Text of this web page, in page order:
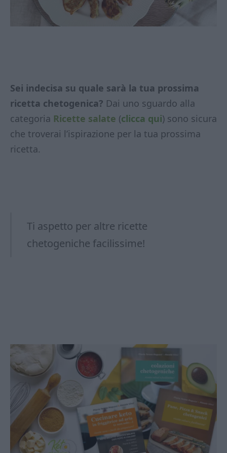
Sei indecisa su quale sarà la tua prossima
ricetta chetogenica? Dai uno sguardo alla
categoria Ricette salate (clicca qui) sono sicura
che troverai l’ispirazione per la tua prossima
ricetta.
Ti aspetto per altre ricette
chetogeniche facilissime!